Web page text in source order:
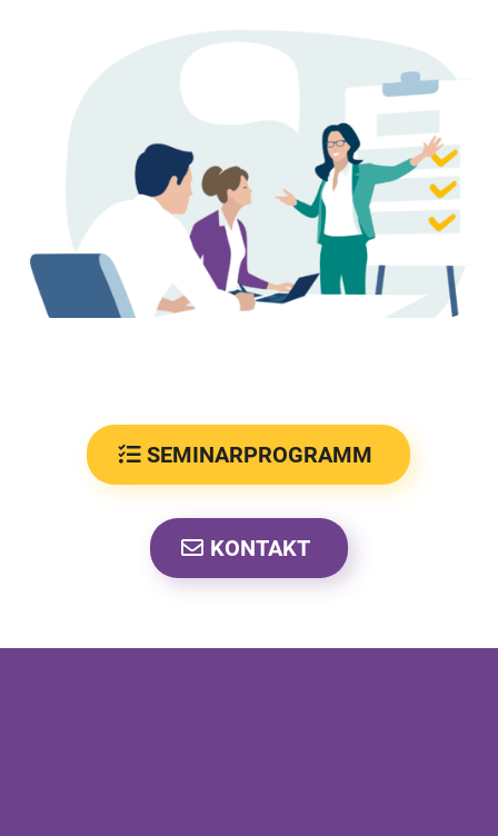
SEMINARPROGRAMM
KONTAKT